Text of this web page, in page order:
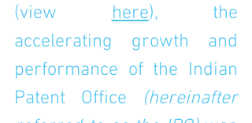
(view here), the
accelerating growth and
performance of the Indian
Patent Office
(hereinafter